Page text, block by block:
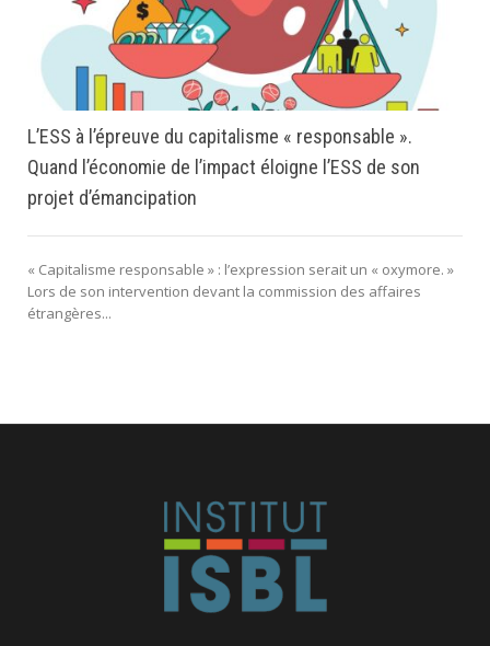
L’ESS à l’épreuve du capitalisme « responsable ».
Quand l’économie de l’impact éloigne l’ESS de son
projet d’émancipation
« Capitalisme responsable » : l’expression serait un « oxymore. »
Lors de son intervention devant la commission des affaires
étrangères...